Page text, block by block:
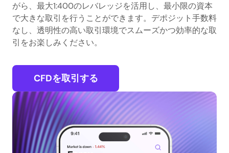
がら、最大1:400のレバレッジを活用し、最小限の資本
で大きな取引を行うことができます。デポジット手数料
なし、透明性の高い取引環境でスムーズかつ効率的な取
引をお楽しみください。
CFDを取引する